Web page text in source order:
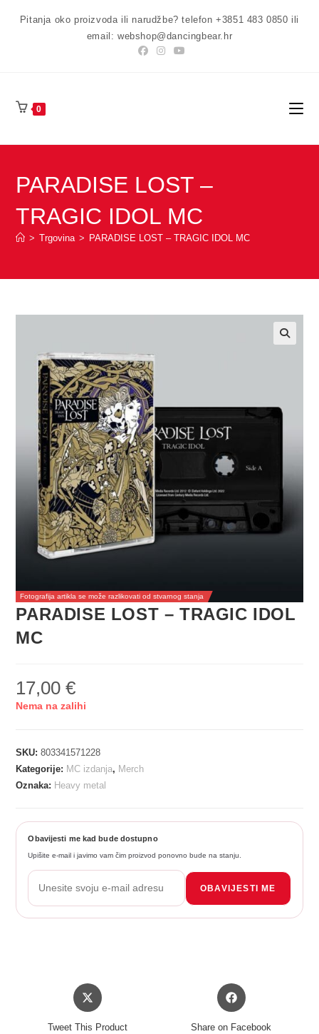
Pitanja oko proizvoda ili narudžbe? telefon +3851 483 0850 ili
email: webshop@dancingbear.hr
0
PARADISE LOST –
TRAGIC IDOL MC
> Trgovina > PARADISE LOST – TRAGIC IDOL MC
Fotografija artikla se može razlikovati od stvarnog stanja
PARADISE LOST – TRAGIC IDOL
MC
17,00€
Nema na zalihi
SKU:803341571228
Kategorije: MC izdanja, Merch
Oznaka: Heavy metal
Obavijesti me kad bude dostupno
Upišite e-mail i javimo vam čim proizvod ponovno bude na stanju.
OBAVIJESTI ME
Opens
in
Tweet This Product
Opens
in
Share on Facebook